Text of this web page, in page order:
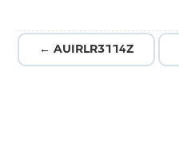
← AUIRLR3114Z